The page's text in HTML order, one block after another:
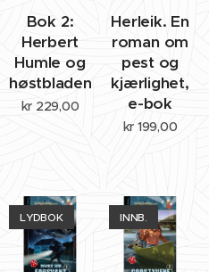
Bok 2:
Herbert
Humle og
høstbladene
kr 229,00
Herleik. En
roman om
pest og
kjærlighet,
e-bok
kr 199,00
LYDBOK INNB.